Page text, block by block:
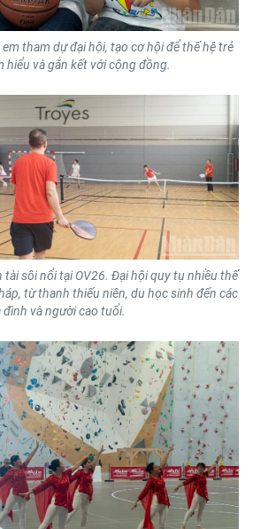
tham dự đại hội, tạo cơ hội để thế hệ trẻ
hiểu và gắn kết với cộng đồng.
tài sôi nổi tại OV26. Đại hội quy tụ nhiều thế
từ thanh thiếu niên, du học sinh đến các
đình và người cao tuổi.